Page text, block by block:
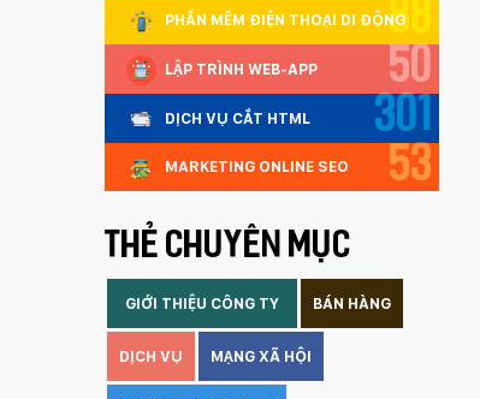
PHẦN MỀM ĐIỆN THOẠI DI ĐỘNG88
LẬP TRÌNH WEB-APP 50
DỊCH VỤ CẮT HTML 301
MARKETING ONLINE SEO 53
THẺ CHUYÊN MỤC
GIỚI THIỆU CÔNG TY BÁN HÀNG
DỊCH VỤ MẠNG XÃ HỘI